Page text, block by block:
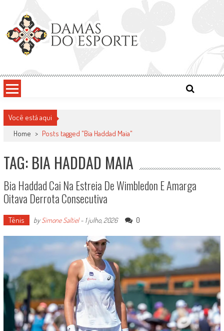
content
Damas do Esporte
Você está aqui
Home > Posts tagged "Bia Haddad Maia"
TAG: BIA HADDAD MAIA
Bia Haddad Cai Na Estreia De Wimbledon E Amarga
Oitava Derrota Consecutiva
Tênis bySimone Saltiel- 1 julho, 2026 0